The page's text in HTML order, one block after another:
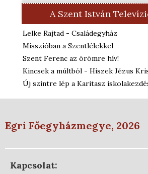
A Szent István
Lelke Rajtad - Családegyház
Misszióban a Szentlélekkel
Szent Ferenc az örömre hív!
Kincsek a múltból - Hiszek Jézus
Új szintre lép a Karitasz
Egri Főegyházmegye, 2026
Kapcsolat: